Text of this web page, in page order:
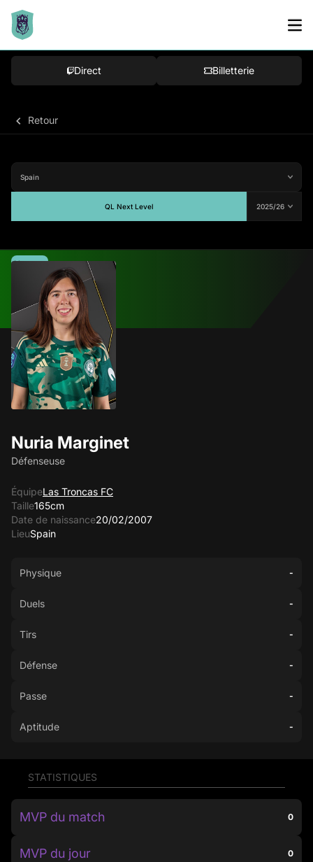
Direct Billetterie
Retour
QL Next Level
Nuria Marginet
Défenseuse
ÉquipeLas Troncas FC
Taille165cm
Date de naissance20/02/2007
LieuSpain
Moyenne
Physique -
Duels -
Tirs -
Défense -
Passe -
Aptitude -
STATISTIQUES
MVP du match 0
MVP du jour 0